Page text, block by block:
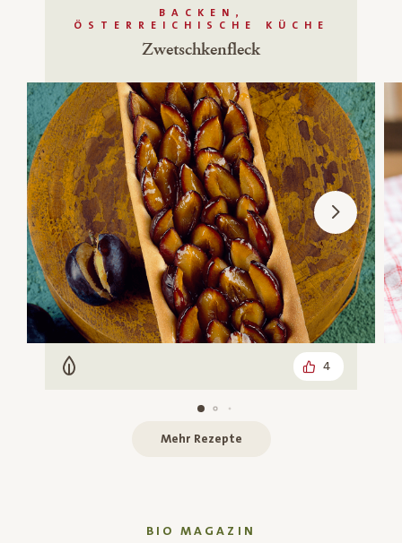
BACKEN,
ÖSTERREICHISCHE KÜCHE
Zwetschkenfleck
Vegetarisch 4
Mehr Rezepte
BIO MAGAZIN